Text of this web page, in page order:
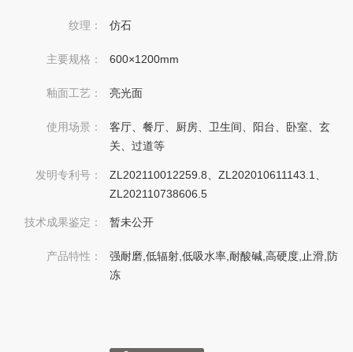
纹理： 仿石
主要规格： 600×1200mm
釉面工艺： 亮光面
使用场景：
客厅、餐厅、厨房、卫生间、阳台、卧室、玄
关、过道等
发明专利号：
ZL202110012259.8、ZL202010611143.1、
ZL202110738606.5
技术成果鉴定： 暂未公开
产品特性：
强耐磨,低辐射,低吸水率,耐酸碱,高硬度,止滑,防
冻